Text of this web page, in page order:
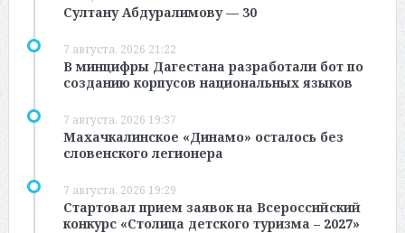
Султану Абдуралимову — 30
7 августа, 2026 21:22
В минцифры Дагестана разработали бот по
созданию корпусов национальных языков
7 августа, 2026 19:37
Махачкалинское «Динамо» осталось без
словенского легионера
7 августа, 2026 19:29
Стартовал прием заявок на Всероссийский
конкурс «Столица детского туризма – 2027»